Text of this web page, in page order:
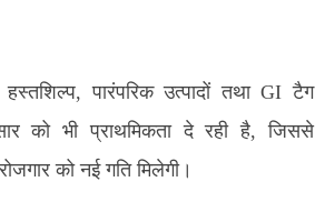
पारंपरिक उत्पादों तथा GI टैग
को भी प्राथमिकता दे रही है, जिससे
को नई गति मिलेगी।